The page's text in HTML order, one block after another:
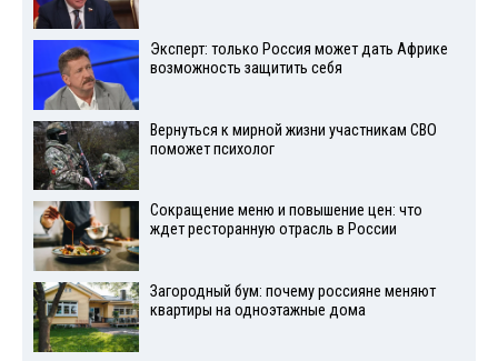
Эксперт: только Россия может дать Африке
возможность защитить себя
Вернуться к мирной жизни участникам СВО
поможет психолог
Сокращение меню и повышение цен: что
ждет ресторанную отрасль в России
Загородный бум: почему россияне меняют
квартиры на одноэтажные дома